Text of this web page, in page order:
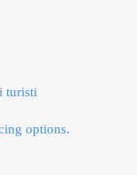
turisti
options.